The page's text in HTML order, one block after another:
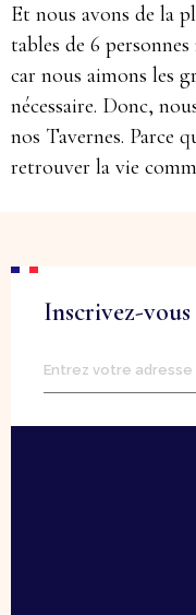
Et nous avons de la
tables de 6
car nous aimons les
nécessaire. Donc,
nos Tavernes. Parce
retrouver la vie
Inscrivez-